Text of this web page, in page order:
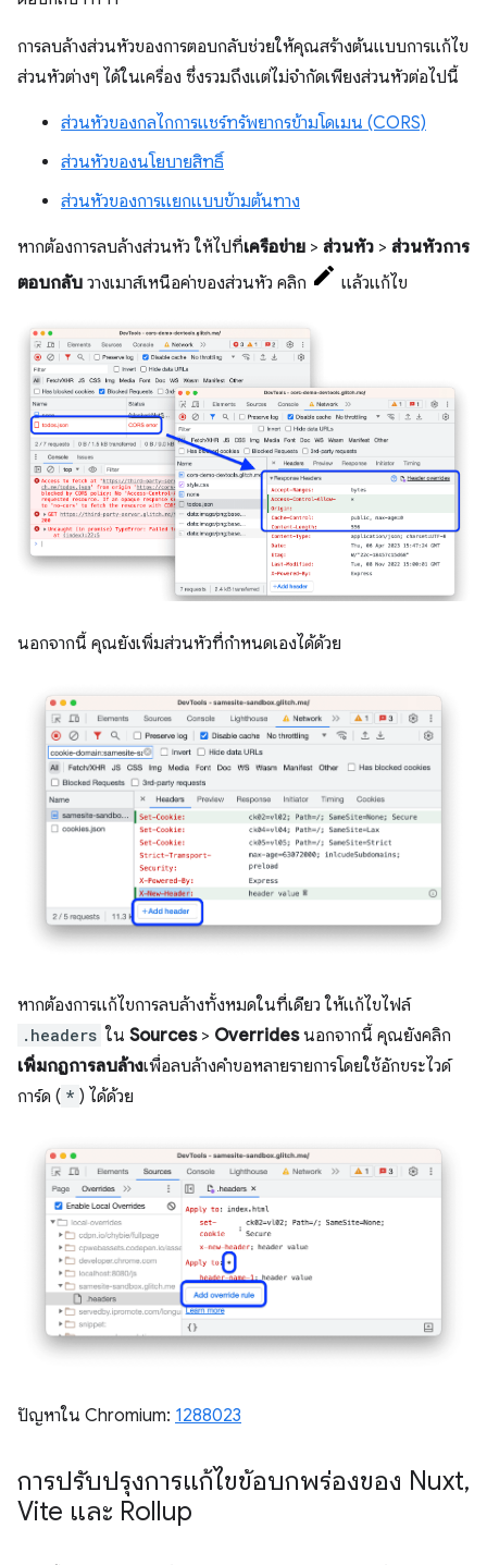
การลบล้างส่วนหัวของการตอบกลับช่วยให้คุณสร้างต้นแบบการแก้ไข
ส่วนหัวต่างๆ ได้ในเครื่อง ซึ่งรวมถึงแต่ไม่จำกัดเพียงส่วนหัวต่อไปนี้
ส่วนหัวของกลไกการแชร์ทรัพยากรข้ามโดเมน (CORS)
ส่วนหัวของนโยบายสิทธิ์
ส่วนหัวของการแยกแบบข้ามต้นทาง
หากต้องการลบล้างส่วนหัว ให้ไปที่เครือข่าย > ส่วนหัว > ส่วนหัวการ
ตอบกลับ วางเมาส์เหนือค่าของส่วนหัว คลิก แล้วแก้ไข
นอกจากนี้ คุณยังเพิ่มส่วนหัวที่กำหนดเองได้ด้วย
หากต้องการแก้ไขการลบล้างทั้งหมดในที่เดียว ให้แก้ไขไฟล์
.headers ใน Sources> Overridesนอกจากนี้ คุณยังคลิก
เพิ่มกฎการลบล้างเพื่อลบล้างคำขอหลายรายการโดยใช้อักขระไวด์
การ์ด ( * ) ได้ด้วย
ปัญหาใน Chromium: 1288023
การปรับปรุงการแก้ไขข้อบกพร่องของ Nuxt,
Vite และ Rollup